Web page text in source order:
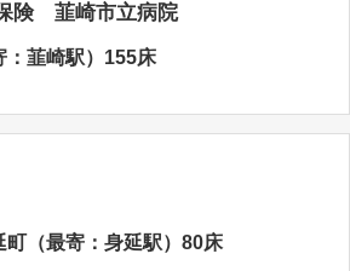
険 韮崎市立病院
：韮崎駅）155床
町（最寄：身延駅）80床